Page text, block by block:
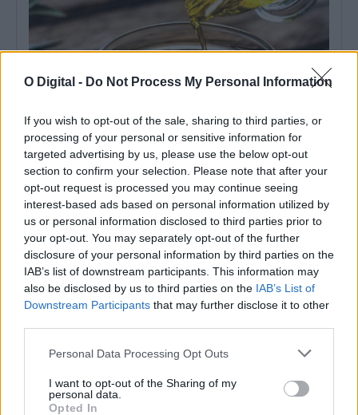
O Digital - Do Not Process My Personal Information
If you wish to opt-out of the sale, sharing to third parties, or
processing of your personal or sensitive information for
targeted advertising by us, please use the below opt-out
section to confirm your selection. Please note that after your
opt-out request is processed you may continue seeing
interest-based ads based on personal information utilized by
us or personal information disclosed to third parties prior to
your opt-out. You may separately opt-out of the further
disclosure of your personal information by third parties on the
IAB’s list of downstream participants. This information may
also be disclosed by us to third parties on the IAB’s List of
Downstream Participants that may further disclose it to other
Personal Data Processing Opt Outs
I want to opt-out of the Sharing of my
personal data.
Opted In
Alentejo é finalista dos Olive Travel & Taste Awards
O Alentejo foi selecionado como um dos quatro finalistas da
categoria «Sustainable Food Destination...
5 Agosto, 2026 - 17:30